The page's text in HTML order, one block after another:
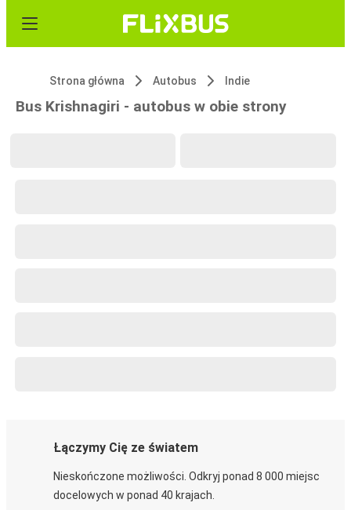
Strona główna Autobus Indie
Bus Krishnagiri - autobus w obie strony
Łączymy Cię ze światem
Nieskończone możliwości. Odkryj ponad 8 000 miejsc
docelowych w ponad 40 krajach.